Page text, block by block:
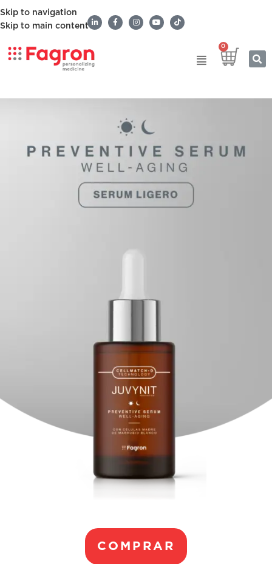
Skip to navigation
Skip to main content
0
COMPRAR